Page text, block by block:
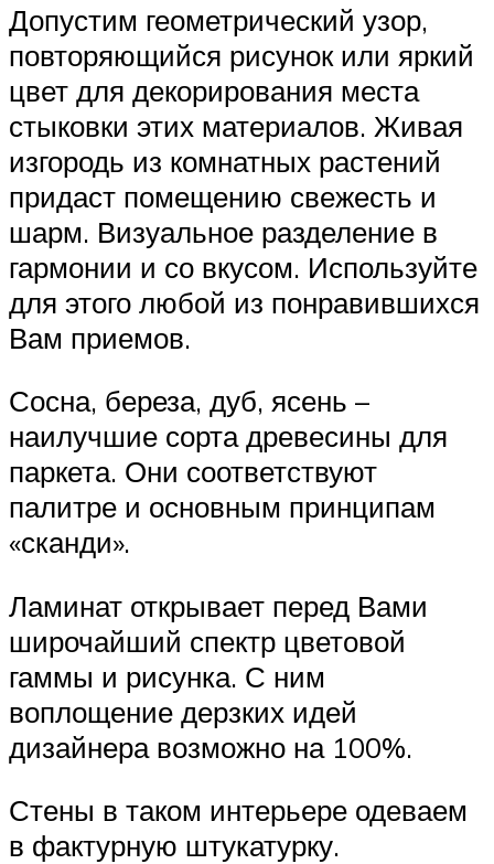
Допустим геометрический узор,
повторяющийся рисунок или яркий
цвет для декорирования места
стыковки этих материалов. Живая
изгородь из комнатных растений
придаст помещению свежесть и
шарм. Визуальное разделение в
гармонии и со вкусом. Используйте
для этого любой из понравившихся
Вам приемов.
Сосна, береза, дуб, ясень –
наилучшие сорта древесины для
паркета. Они соответствуют
палитре и основным принципам
«сканди».
Ламинат открывает перед Вами
широчайший спектр цветовой
гаммы и рисунка. С ним
воплощение дерзких идей
дизайнера возможно на 100%.
Стены в таком интерьере одеваем
в фактурную штукатурку.